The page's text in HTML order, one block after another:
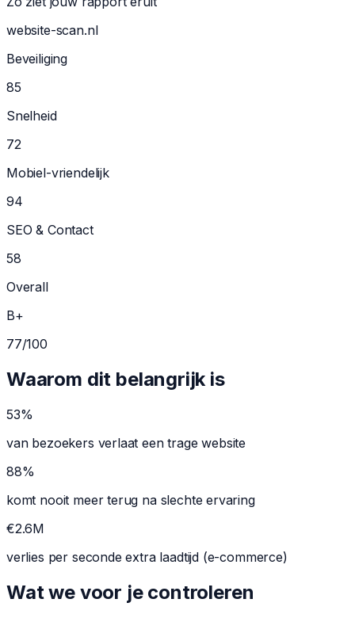
website-scan.nl
Beveiliging
85
Snelheid
72
Mobiel-vriendelijk
94
SEO & Contact
58
Overall
B+
77/100
Waarom dit belangrijk is
53%
van bezoekers verlaat een trage website
88%
komt nooit meer terug na slechte ervaring
€2.6M
verlies per seconde extra laadtijd (e-commerce)
Wat we voor je controleren